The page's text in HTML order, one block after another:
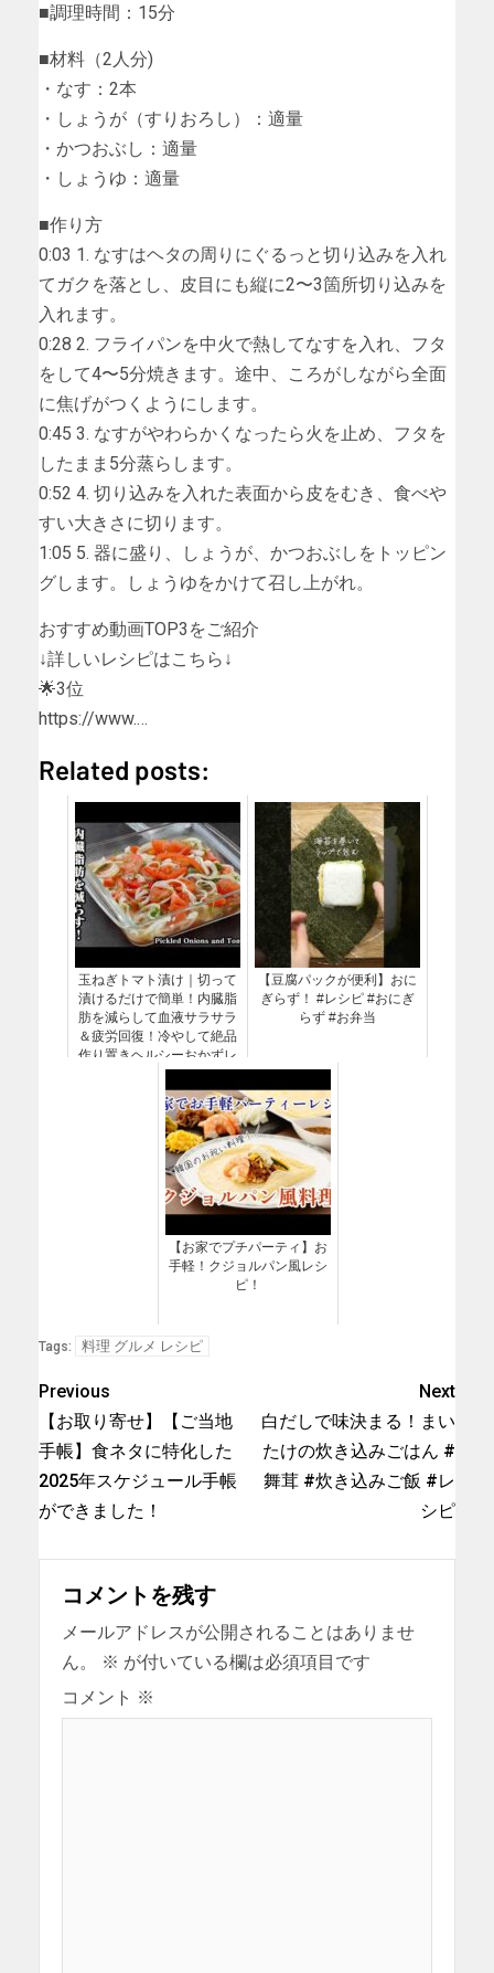
■調理時間：15分
■材料（2人分)
・なす：2本
・しょうが（すりおろし）：適量
・かつおぶし：適量
・しょうゆ：適量
■作り方
0:03 1. なすはヘタの周りにぐるっと切り込みを入れ
てガクを落とし、皮目にも縦に2〜3箇所切り込みを
入れます。
0:28 2. フライパンを中火で熱してなすを入れ、フタ
をして4〜5分焼きます。途中、ころがしながら全面
に焦げがつくようにします。
0:45 3. なすがやわらかくなったら火を止め、フタを
したまま5分蒸らします。
0:52 4. 切り込みを入れた表面から皮をむき、食べや
すい大きさに切ります。
1:05 5. 器に盛り、しょうが、かつおぶしをトッピン
グします。しょうゆをかけて召し上がれ。
おすすめ動画TOP3をご紹介
↓詳しいレシピはこちら↓
🌟3位
https://www.…
Related posts:
玉ねぎトマト漬け｜切って
漬けるだけで簡単！内臓脂
肪を減らして血液サラサラ
＆疲労回復！冷やして絶品
作り置きヘルシーおかずレ
シピ【玉ねぎレシピ・トマ
トレシピ・作り置き・簡単
レシピ】【料理研究家ゆか
り】
【豆腐パックが便利】おに
ぎらず！ #レシピ #おにぎ
らず #お弁当
【お家でプチパーティ】お
手軽！クジョルパン風レシ
ピ！
Tags: 料理 グルメ レシピ
Previous
【お取り寄せ】【ご当地
手帳】食ネタに特化した
2025年スケジュール手帳
ができました！
Next
白だしで味決まる！まい
たけの炊き込みごはん #
舞茸 #炊き込みご飯 #レ
シピ
コメントを残す
メールアドレスが公開されることはありませ
ん。
※ が付いている欄は必須項目です
コメント ※